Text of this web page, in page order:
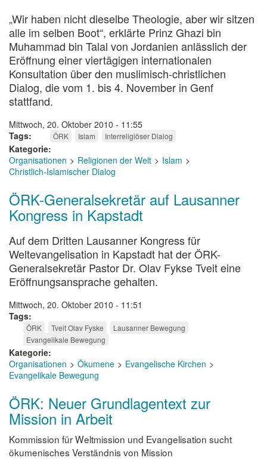
„Wir haben nicht dieselbe Theologie, aber wir sitzen
alle im selben Boot“, erklärte Prinz Ghazi bin
Muhammad bin Talal von Jordanien anlässlich der
Eröffnung einer viertägigen internationalen
Konsultation über den muslimisch-christlichen
Dialog, die vom 1. bis 4. November in Genf
stattfand.
Mittwoch, 20. Oktober 2010 - 11:55
Tags
ÖRK Islam Interreligiöser Dialog
Kategorie
Organisationen
Religionen der Welt
Islam
Christlich-Islamischer Dialog
ÖRK-Generalsekretär auf Lausanner
Kongress in Kapstadt
Auf dem Dritten Lausanner Kongress für
Weltevangelisation in Kapstadt hat der ÖRK-
Generalsekretär Pastor Dr. Olav Fykse Tveit eine
Eröffnungsansprache gehalten.
Mittwoch, 20. Oktober 2010 - 11:51
Tags
ÖRK Tveit Olav Fyske
Lausanner Bewegung
Evangelikale Bewegung
Kategorie
Organisationen
Ökumene
Evangelische Kirchen
Evangelikale Bewegung
ÖRK: Neuer Grundlagentext zur
Mission in Arbeit
Kommission für Weltmission und Evangelisation sucht
ökumenisches Verständnis von Mission